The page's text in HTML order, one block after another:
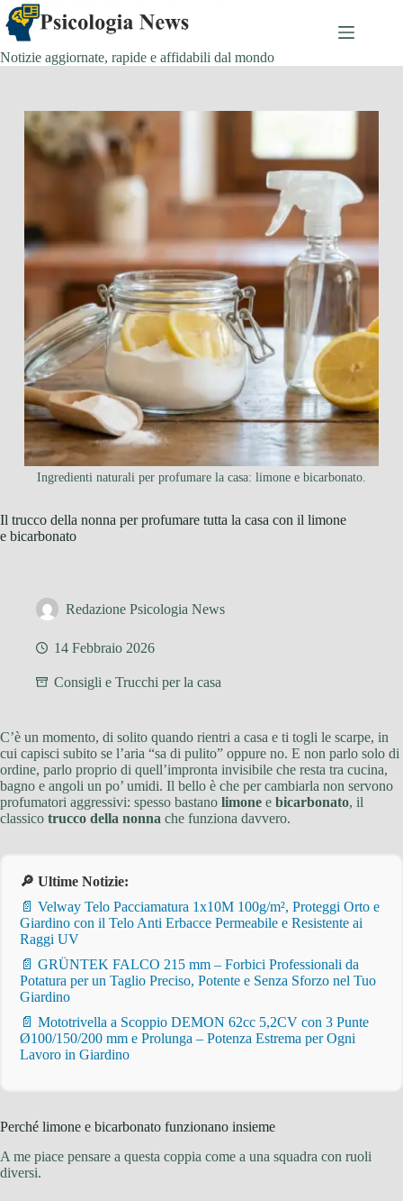
Salta
al
contenuto
Notizie aggiornate, rapide e affidabili dal mondo
Ingredienti naturali per profumare la casa: limone e bicarbonato.
Il trucco della nonna per profumare tutta la casa con il limone
e bicarbonato
Redazione Psicologia News
14 Febbraio 2026
Consigli e Trucchi per la casa
C’è un momento, di solito quando rientri a casa e ti togli le scarpe, in
cui capisci subito se l’aria “sa di pulito” oppure no. E non parlo solo di
ordine, parlo proprio di quell’impronta invisibile che resta tra cucina,
bagno e angoli un po’ umidi. Il bello è che per cambiarla non servono
profumatori aggressivi: spesso bastano limone e bicarbonato, il
classico trucco della nonna che funziona davvero.
🔎 Ultime Notizie:
📄 Velway Telo Pacciamatura 1x10M 100g/m², Proteggi Orto e
Giardino con il Telo Anti Erbacce Permeabile e Resistente ai
Raggi UV
📄 GRÜNTEK FALCO 215 mm – Forbici Professionali da
Potatura per un Taglio Preciso, Potente e Senza Sforzo nel Tuo
Giardino
📄 Mototrivella a Scoppio DEMON 62cc 5,2CV con 3 Punte
Ø100/150/200 mm e Prolunga – Potenza Estrema per Ogni
Lavoro in Giardino
Perché limone e bicarbonato funzionano insieme
A me piace pensare a questa coppia come a una squadra con ruoli
diversi.